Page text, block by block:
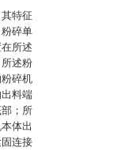
特征
碎单
所述
述粉
碎机
料端
；所
体出
连接